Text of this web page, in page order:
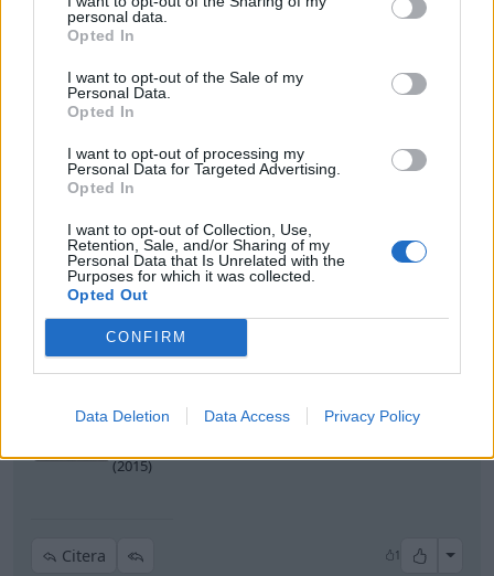
personal data.
Opted In
I want to opt-out of the Sale of my
Personal Data.
Opted In
I want to opt-out of processing my
Personal Data for Targeted Advertising.
Opted In
I want to opt-out of Collection, Use,
Retention, Sale, and/or Sharing of my
Personal Data that Is Unrelated with the
Purposes for which it was collected.
Opted Out
CONFIRM
Data Deletion Data Access Privacy Policy
ju ingenting med om en dieselmotor rusar!
Den kan ha väldigt mycket med det att göra. Om
ökar kan till slut motorn tända på oljan istället för
dieseln. Då varvar den så mycket det går tills oljan
Men precis som Mossan1 skriver så tror jag på
turbon i det här fallet då nivån ser normal ut.
The evening sun touched gently on the eyes of Lucy
Jordan...
Volvo XC70 D4
(2015)
Citera 1 All